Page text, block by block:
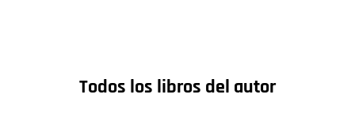
Todos los libros del autor